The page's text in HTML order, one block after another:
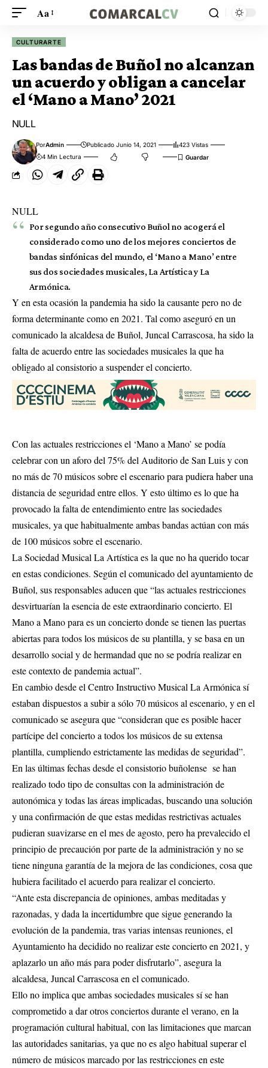
Aa
CULTURARTE
Las bandas de Buñol no alcanzan
un acuerdo y obligan a cancelar
el ‘Mano a Mano’ 2021
NULL
PorAdmin Publicado Junio 14, 2021
423 Vistas
4 Min Lectura
NULL
Por segundo año consecutivo Buñol no acogerá el
considerado como uno de los mejores conciertos de
bandas sinfónicas del mundo, el ‘Mano a Mano’ entre
sus dos sociedades musicales, La Artística y La
Armónica.
Y en esta ocasión la pandemia ha sido la causante pero no de
forma determinante como en 2021. Tal como aseguró en un
comunicado la alcaldesa de Buñol, Juncal Carrascosa, ha sido la
falta de acuerdo entre las sociedades musicales la que ha
obligado al consistorio a suspender el concierto.
Con las actuales restricciones el ‘Mano a Mano’ se podía
celebrar con un aforo del 75% del Auditorio de San Luis y con
no más de 70 músicos sobre el escenario para pudiera haber una
distancia de seguridad entre ellos. Y esto último es lo que ha
provocado la falta de entendimiento entre las sociedades
musicales, ya que habitualmente ambas bandas actúan con más
de 100 músicos sobre el escenario.
La Sociedad Musical La Artística es la que no ha querido tocar
en estas condiciones. Según el comunicado del ayuntamiento de
Buñol, sus responsables aducen que “las actuales restricciones
desvirtuarían la esencia de este extraordinario concierto. El
Mano a Mano para es un concierto donde se tienen las puertas
abiertas para todos los músicos de su plantilla, y se basa en un
desarrollo social y de hermandad que no se podría realizar en
este contexto de pandemia actual”.
En cambio desde el Centro Instructivo Musical La Armónica sí
estaban dispuestos a subir a sólo 70 músicos al escenario, y en el
comunicado se asegura que “consideran que es posible hacer
partícipe del concierto a todos los músicos de su extensa
plantilla, cumpliendo estrictamente las medidas de seguridad”.
En las últimas fechas desde el consistorio buñolense se han
realizado todo tipo de consultas con la administración de
autonómica y todas las áreas implicadas, buscando una solución
y una confirmación de que estas medidas restrictivas actuales
pudieran suavizarse en el mes de agosto, pero ha prevalecido el
principio de precaución por parte de la administración y no se
tiene ninguna garantía de la mejora de las condiciones, cosa que
hubiera facilitado el acuerdo para realizar el concierto.
“Ante esta discrepancia de opiniones, ambas meditadas y
razonadas, y dada la incertidumbre que sigue generando la
evolución de la pandemia, tras varias intensas reuniones, el
Ayuntamiento ha decidido no realizar este concierto en 2021, y
aplazarlo un año más para poder disfrutarlo”, asegura la
alcaldesa, Juncal Carrascosa en el comunicado.
Ello no implica que ambas sociedades musicales sí se han
comprometido a dar otros conciertos durante el verano, en la
programación cultural habitual, con las limitaciones que marcan
las autoridades sanitarias, ya que no es algo habitual superar el
número de músicos marcado por las restricciones en este